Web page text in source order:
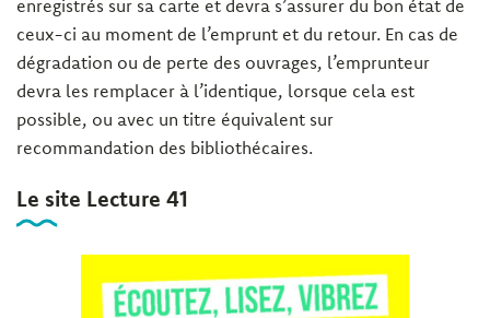
enregistrés sur sa carte et devra s’assurer du bon état de
ceux-ci au moment de l’emprunt et du retour. En cas de
dégradation ou de perte des ouvrages, l’emprunteur
devra les remplacer à l’identique, lorsque cela est
possible, ou avec un titre équivalent sur
recommandation des bibliothécaires.
Le site Lecture 41